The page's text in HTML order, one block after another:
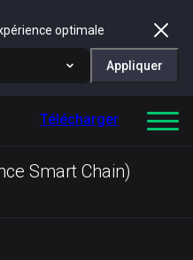
optimale
Appliquer
Télécharger
Smart Chain)